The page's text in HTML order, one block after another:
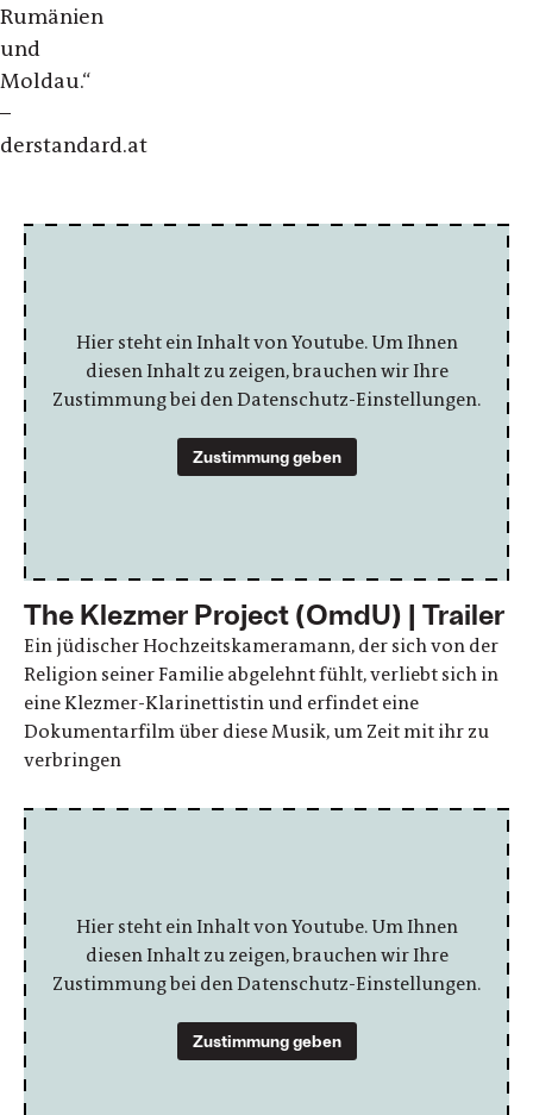
Rumänien
und
Moldau.“
–
derstandard.at
Hier steht ein Inhalt von Youtube. Um Ihnen
diesen Inhalt zu zeigen, brauchen wir Ihre
Zustimmung bei den Datenschutz-Einstellungen.
Zustimmung geben
The Klezmer Project (OmdU) | Trailer
Ein jüdischer Hochzeitskameramann, der sich von der
Religion seiner Familie abgelehnt fühlt, verliebt sich in
eine Klezmer-Klarinettistin und erfindet eine
Dokumentarfilm über diese Musik, um Zeit mit ihr zu
verbringen
Hier steht ein Inhalt von Youtube. Um Ihnen
diesen Inhalt zu zeigen, brauchen wir Ihre
Zustimmung bei den Datenschutz-Einstellungen.
Zustimmung geben